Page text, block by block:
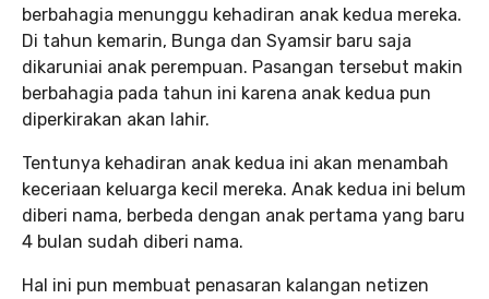
berbahagia menunggu kehadiran anak kedua mereka.
Di tahun kemarin, Bunga dan Syamsir baru saja
dikaruniai anak perempuan. Pasangan tersebut makin
berbahagia pada tahun ini karena anak kedua pun
diperkirakan akan lahir.
Tentunya kehadiran anak kedua ini akan menambah
keceriaan keluarga kecil mereka. Anak kedua ini belum
diberi nama, berbeda dengan anak pertama yang baru
4 bulan sudah diberi nama.
Hal ini pun membuat penasaran kalangan netizen